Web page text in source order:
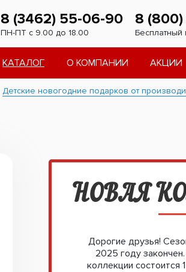
8 (3462) 55-06-90
ПН-ПТ с 9.00 до 18.00
8 (800)
Бесплатный
КАТАЛОГ О КОМПАНИИ АКЦИИ
Детские новогодние подарков от
НОВАЯ
Дорогие друзья!
2025 году
коллекции состоится